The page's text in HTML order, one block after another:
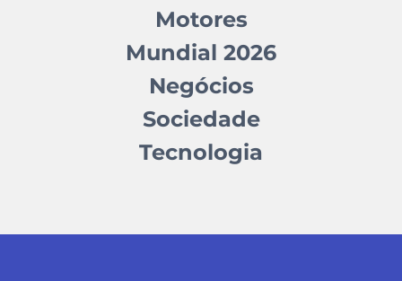
Motores
Mundial 2026
Negócios
Sociedade
Tecnologia